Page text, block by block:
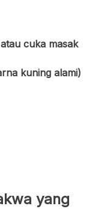
cuka masak
kuning alami)
yang